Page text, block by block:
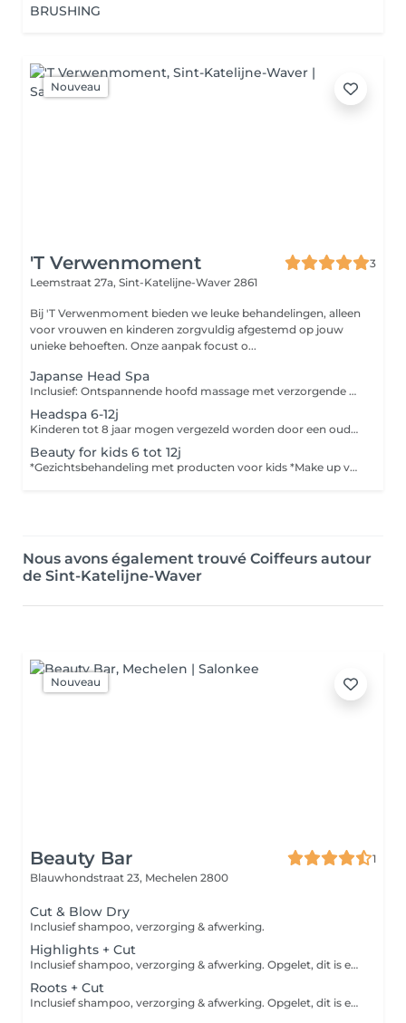
BRUSHING
Nouveau
'T Verwenmoment
3
Leemstraat 27a, Sint-Katelijne-Waver 2861
Bij 'T Verwenmoment bieden we leuke behandelingen, alleen
voor vrouwen en kinderen zorgvuldig afgestemd op jouw
unieke behoeften. Onze aanpak focust o...
Japanse Head Spa
Inclusief: Ontspannende hoofd massage met verzorgende producten + het haar losdrogen.
Headspa 6-12j
Kinderen tot 8 jaar mogen vergezeld worden door een ouder, oudere kinderen worden na de behandeling opgehaald.
Beauty for kids 6 tot 12j
*Gezichtsbehandeling met producten voor kids *Make up voor kids *kids ouder dan 8 jaar na de behandeling terug ophalen. *kids jonger dan 8 jaar toegestaan met 1 begeleider.
Nous avons également trouvé Coiffeurs autour
de Sint-Katelijne-Waver
Nouveau
Beauty Bar
1
Blauwhondstraat 23, Mechelen 2800
Cut & Blow Dry
Inclusief shampoo, verzorging & afwerking.
Highlights + Cut
Inclusief shampoo, verzorging & afwerking. Opgelet, dit is een vanaf prijs. Afhankelijk van de lengte en dikte van het haar, kan er een supplement kleur worden aangerekend in het salon.
Roots + Cut
Inclusief shampoo, verzorging & afwerking. Opgelet, dit is een vanaf prijs. Afhankelijk van de lengte en dikte van het haar, kan er een supplement kleur worden aangerekend in het salon.